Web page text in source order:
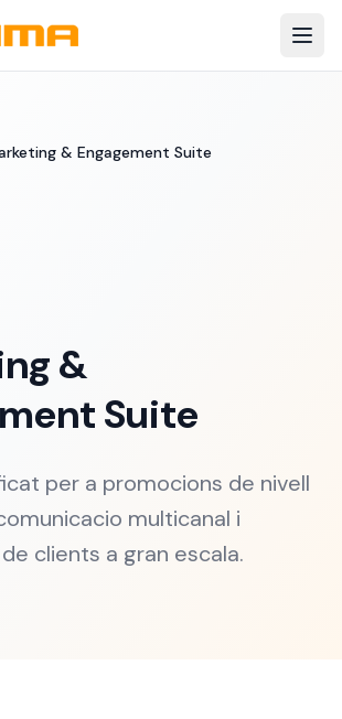
& Engagement Suite
&
Suite
per a promocions de nivell
multicanal i
clients a gran escala.